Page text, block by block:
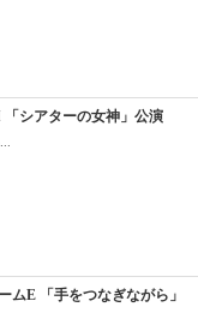
シアターの女神」公演
ムE 「手をつなぎながら」